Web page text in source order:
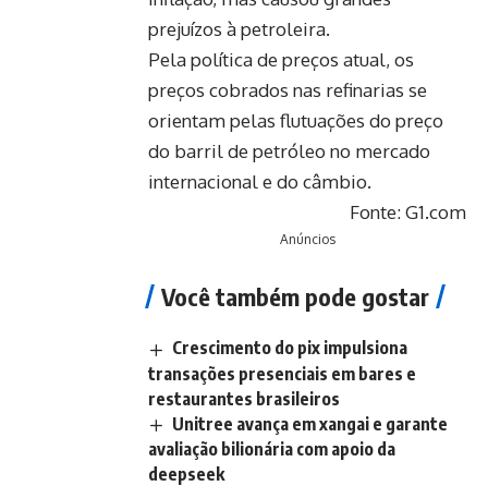
prejuízos à petroleira.
Pela política de preços atual, os
preços cobrados nas refinarias se
orientam pelas flutuações do preço
do barril de petróleo no mercado
internacional e do câmbio.
Fonte: G1.com
Anúncios
Você também pode gostar
Crescimento do pix impulsiona
transações presenciais em bares e
restaurantes brasileiros
Unitree avança em xangai e garante
avaliação bilionária com apoio da
deepseek